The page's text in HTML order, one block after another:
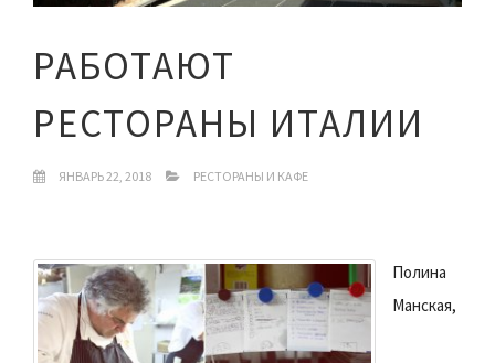
РАБОТАЮТ
РЕСТОРАНЫ ИТАЛИИ
ЯНВАРЬ 22, 2018 РЕСТОРАНЫ И КАФЕ
Полина
Манская,